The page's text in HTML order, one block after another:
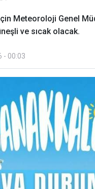
Meteoroloji Genel
ve sıcak olacak.
- 00:03